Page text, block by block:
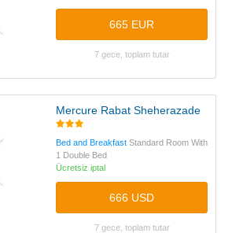
665 EUR
7 gece, toplam tutar
Mercure Rabat Sheherazade
Bed and Breakfast Standard Room With
1 Double Bed
Ücretsiz iptal
666 USD
7 gece, toplam tutar